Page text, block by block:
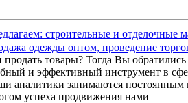
строительные и отделочные
одежды оптом, проведение
продать товары? Тогда Вы
и эффективный инструмент в
аналитики занимаются постоянным
успеха продвижения нами